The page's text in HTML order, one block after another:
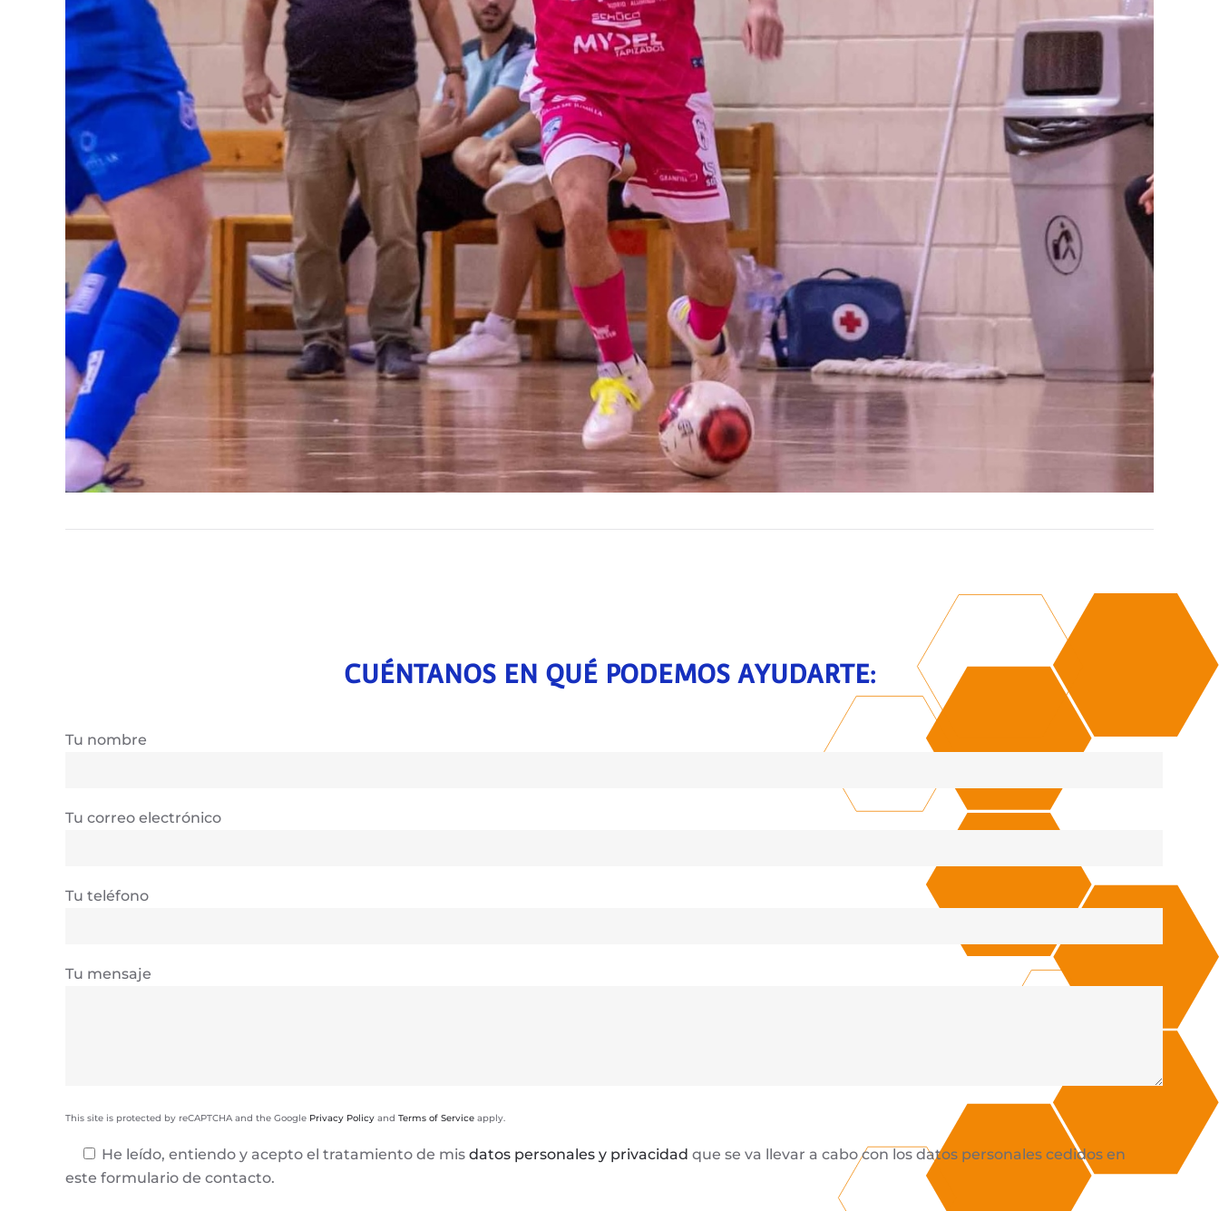
CUÉNTANOS EN QUÉ PODEMOS AYUDARTE:
Tu nombre
Tu correo electrónico
Tu teléfono
Tu mensaje
This site is protected by reCAPTCHA and the Google Privacy Policy and Terms of Service apply.
He leído, entiendo y acepto el tratamiento de mis datos personales y privacidad que se va llevar a cabo con los datos personales cedidos en
este formulario de contacto.